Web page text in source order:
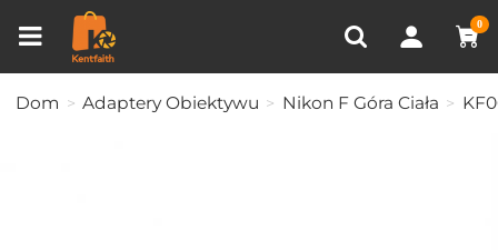
0
OSTATNIO OGLĄDANE
Porównanie produktów (0)
Dom Adaptery Obiektywu Nikon F Góra Ciała